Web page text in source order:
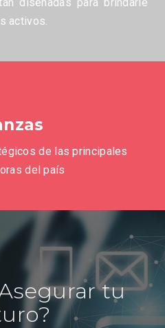
activos.
de las principales
del país
tu